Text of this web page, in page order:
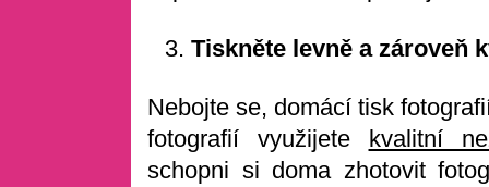
Tiskněte levně a zároveň
Nebojte se, domácí tisk
fotografií využijete
kvalitní
schopni si doma zhotovit